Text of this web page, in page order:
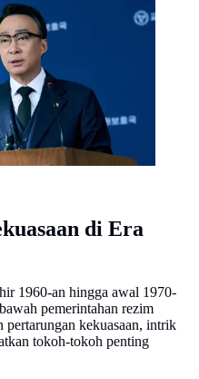
di Era
1960-an hingga awal 1970-
pemerintahan rezim
kekuasaan, intrik
tokoh-tokoh penting